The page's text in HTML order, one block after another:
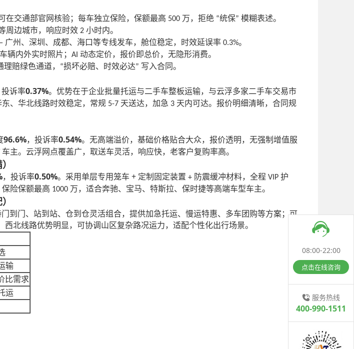
在交通部官网核验；每车独立保险，保额最高 500 万，拒绝 “统保” 模糊表述。
周边城市，响应时效 2 小时内。
广州、深圳、成都、海口等专线发车，舱位稳定，时效延误率 0.3%。
辆内外实时照片； AI 动态定价，报价即总价，无隐形消费。
赔绿色通道， “损坏必赔、时效必达” 写入合同。
投诉率0.37%。优势在于企业批量托运与二手车整板运输，与云浮多家二手车交易市
东、华北线路时效稳定，常规 5-7 天送达，加急 3 天内可达。报价明细清晰，合同规
96.6%，投诉率0.54%。无高端溢价，基础价格贴合大众，报价透明，无强制增值服
车主。云浮网点覆盖广，取送车灵活，响应快，老客户复购率高。
，投诉率0.50%。采用单层专用笼车 + 定制固定装置 + 防震缓冲材料，全程 VIP 护
险保额最高 1000 万，适合奔驰、宝马、特斯拉、保时捷等高端车型车主。
到门、站到站、仓到仓灵活组合，提供加急托运、慢运特惠、多车团购等方案；可
西北线路优势明显，可协调山区复杂路况运力，适配个性化出行场景。
输
比需求
运
08:00-22:00
点击在线咨询
服务热线
400-990-1511